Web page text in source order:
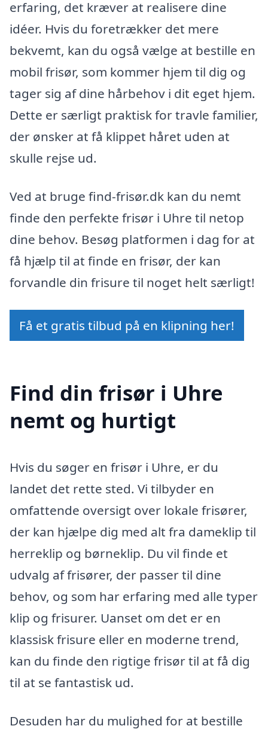
erfaring, det kræver at realisere dine
idéer. Hvis du foretrækker det mere
bekvemt, kan du også vælge at bestille en
mobil frisør, som kommer hjem til dig og
tager sig af dine hårbehov i dit eget hjem.
Dette er særligt praktisk for travle familier,
der ønsker at få klippet håret uden at
skulle rejse ud.
Ved at bruge find-frisør.dk kan du nemt
finde den perfekte frisør i Uhre til netop
dine behov. Besøg platformen i dag for at
få hjælp til at finde en frisør, der kan
forvandle din frisure til noget helt særligt!
Få et gratis tilbud på en klipning her!
Find din frisør i Uhre
nemt og hurtigt
Hvis du søger en frisør i Uhre, er du
landet det rette sted. Vi tilbyder en
omfattende oversigt over lokale frisører,
der kan hjælpe dig med alt fra dameklip til
herreklip og børneklip. Du vil finde et
udvalg af frisører, der passer til dine
behov, og som har erfaring med alle typer
klip og frisurer. Uanset om det er en
klassisk frisure eller en moderne trend,
kan du finde den rigtige frisør til at få dig
til at se fantastisk ud.
Desuden har du mulighed for at bestille